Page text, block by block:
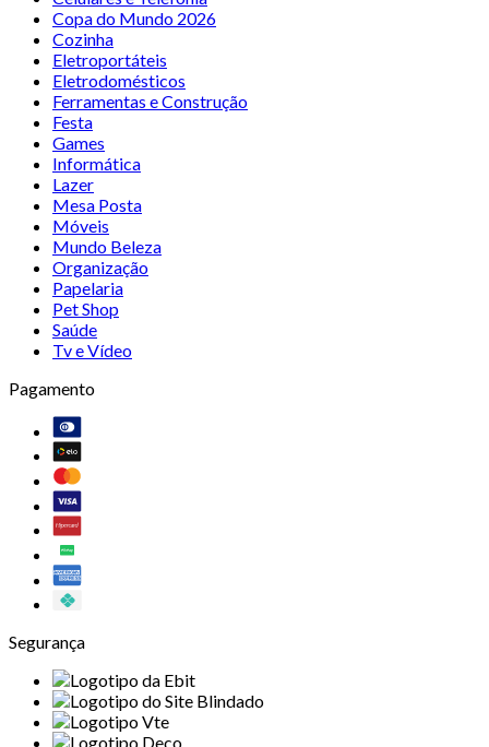
Copa do Mundo 2026
Cozinha
Eletroportáteis
Eletrodomésticos
Ferramentas e Construção
Festa
Games
Informática
Lazer
Mesa Posta
Móveis
Mundo Beleza
Organização
Papelaria
Pet Shop
Saúde
Tv e Vídeo
Pagamento
Segurança